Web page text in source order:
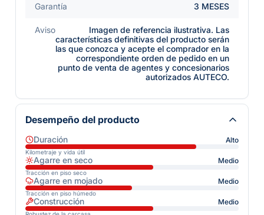
Garantía 3 MESES
Aviso
Imagen de referencia ilustrativa. Las
características definitivas del producto serán
las que conozca y acepte el comprador en la
correspondiente orden de pedido en un
punto de venta de agentes y concesionarios
autorizados AUTECO.
Desempeño del producto
Duración Alto
Kilometraje y vida útil
Agarre en seco Medio
Tracción en piso seco
Agarre en mojado Medio
Tracción en piso húmedo
Construcción Medio